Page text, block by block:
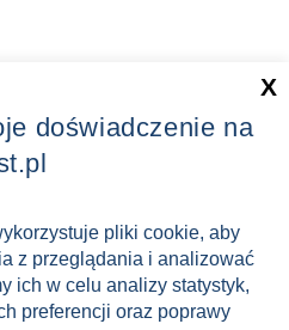
doświadczenie na
pliki cookie, aby
z przeglądania i analizować
ich w celu analizy statystyk,
preferencji oraz poprawy
X